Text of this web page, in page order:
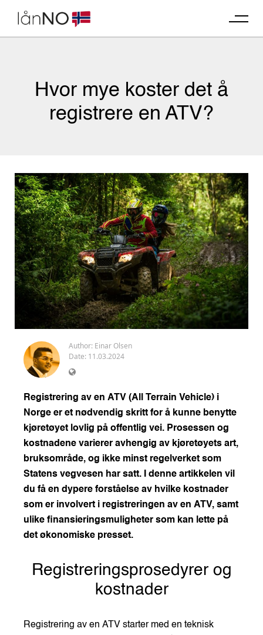
content
Hvor mye koster det å
registrere en ATV?
Author: Einar Olsen
Date: 11.03.2024
Registrering av en ATV (All Terrain Vehicle) i
Norge er et nødvendig skritt for å kunne benytte
kjøretøyet lovlig på offentlig vei. Prosessen og
kostnadene varierer avhengig av kjøretøyets art,
bruksområde, og ikke minst regelverket som
Statens vegvesen har satt. I denne artikkelen vil
du få en dypere forståelse av hvilke kostnader
som er involvert i registreringen av en ATV, samt
ulike finansieringsmuligheter som kan lette på
det økonomiske presset.
Registreringsprosedyrer og
kostnader
Registrering av en ATV starter med en teknisk